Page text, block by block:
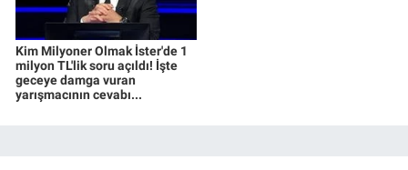
Kim Milyoner Olmak İster'de 1
milyon TL'lik soru açıldı! İşte
geceye damga vuran
yarışmacının cevabı...